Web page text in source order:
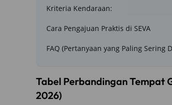
Kriteria Kendaraan:
Cara Pengajuan Praktis di SEVA
FAQ (Pertanyaan yang Paling Sering
Tabel Perbandingan Tempat
2026)